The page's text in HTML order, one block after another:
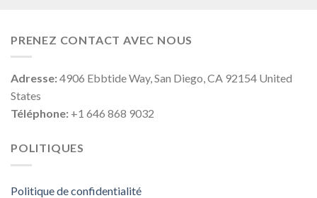
PRENEZ CONTACT AVEC NOUS
Adresse:4906 Ebbtide Way, San Diego, CA 92154 United
States
Téléphone: +1 646 868 9032
POLITIQUES
Politique de confidentialité